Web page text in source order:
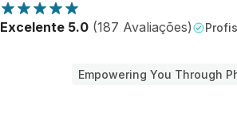
Excelente 5.0 (187 Avaliações)
Empowering You Through